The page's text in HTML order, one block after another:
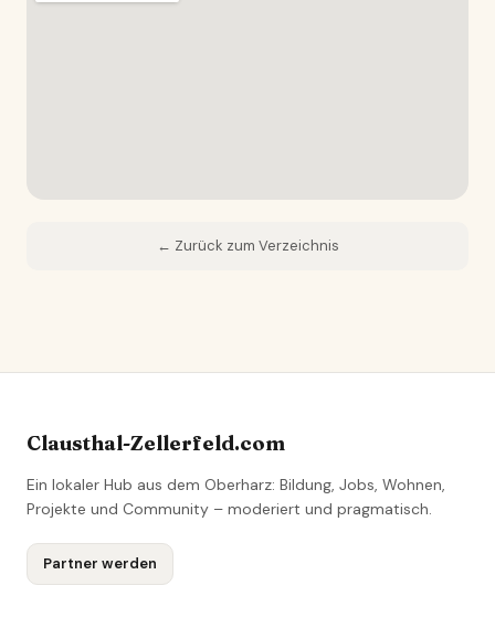
← Zurück zum Verzeichnis
Clausthal-Zellerfeld.com
Ein lokaler Hub aus dem Oberharz: Bildung, Jobs, Wohnen,
Projekte und Community – moderiert und pragmatisch.
Partner werden